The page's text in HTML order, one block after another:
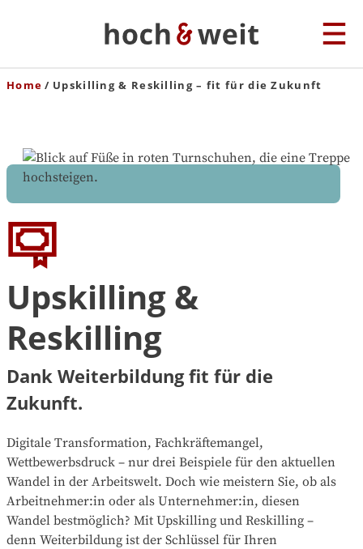
Home Upskilling & Reskilling – fit für die Zukunft
Upskilling &
Reskilling
Dank Weiterbildung fit für die
Zukunft.
Digitale Transformation, Fachkräftemangel,
Wettbewerbsdruck – nur drei Beispiele für den aktuellen
Wandel in der Arbeitswelt. Doch wie meistern Sie, ob als
Arbeitnehmer:in oder als Unternehmer:in, diesen
Wandel bestmöglich? Mit Upskilling und Reskilling –
denn Weiterbildung ist der Schlüssel für Ihren